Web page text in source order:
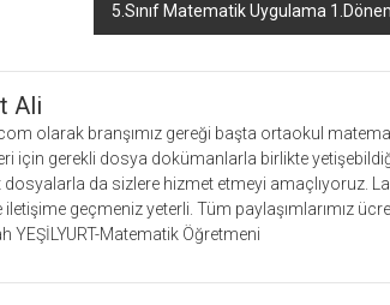
5.Sınıf Matematik Uygulama
Ali
olarak branşımız gereği başta ortaokul
için gerekli dosya dokümanlarla birlikte
dosyalarla da sizlere hizmet etmeyi amaçlıyoruz.
geçmeniz yeterli. Tüm paylaşımlarımız
YEŞİLYURT-Matematik Öğretmeni